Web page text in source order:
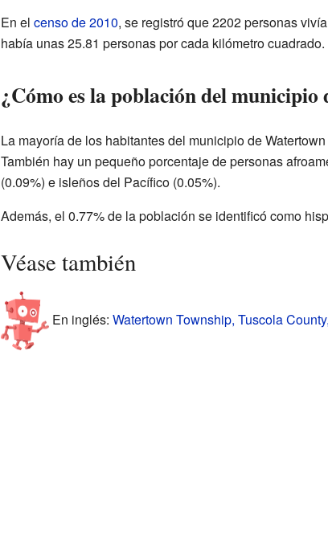
En el censo de 2010, se registró que 2202 personas
había unas 25.81 personas por cada kilómetro cuadrado.
¿Cómo es la población del municipio
La mayoría de los habitantes del municipio de
También hay un pequeño porcentaje de personas
(0.09%) e isleños del Pacífico (0.05%).
Además, el 0.77% de la población se identificó como
Véase también
En inglés: Watertown Township, Tuscola